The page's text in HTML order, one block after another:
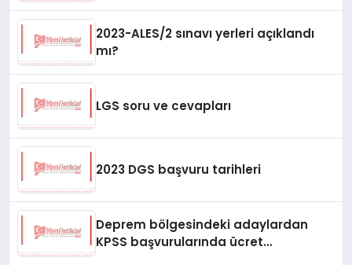
2023-ALES/2 sınavı yerleri açıklandı
mı?
LGS soru ve cevapları
2023 DGS başvuru tarihleri
Deprem bölgesindeki adaylardan
KPSS başvurularında ücret